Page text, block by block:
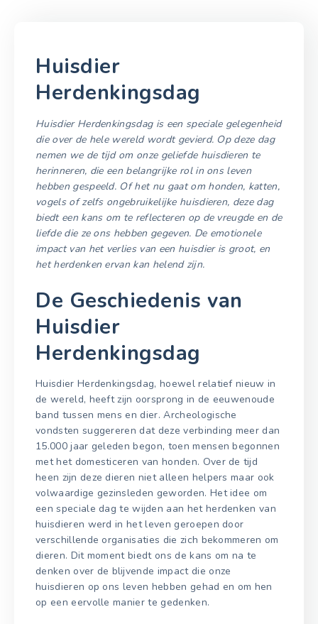
Huisdier
Herdenkingsdag
Huisdier Herdenkingsdag is een speciale gelegenheid
die over de hele wereld wordt gevierd. Op deze dag
nemen we de tijd om onze geliefde huisdieren te
herinneren, die een belangrijke rol in ons leven
hebben gespeeld. Of het nu gaat om honden, katten,
vogels of zelfs ongebruikelijke huisdieren, deze dag
biedt een kans om te reflecteren op de vreugde en de
liefde die ze ons hebben gegeven. De emotionele
impact van het verlies van een huisdier is groot, en
het herdenken ervan kan helend zijn.
De Geschiedenis van
Huisdier
Herdenkingsdag
Huisdier Herdenkingsdag, hoewel relatief nieuw in
de wereld, heeft zijn oorsprong in de eeuwenoude
band tussen mens en dier. Archeologische
vondsten suggereren dat deze verbinding meer dan
15.000 jaar geleden begon, toen mensen begonnen
met het domesticeren van honden. Over de tijd
heen zijn deze dieren niet alleen helpers maar ook
volwaardige gezinsleden geworden. Het idee om
een speciale dag te wijden aan het herdenken van
huisdieren werd in het leven geroepen door
verschillende organisaties die zich bekommeren om
dieren. Dit moment biedt ons de kans om na te
denken over de blijvende impact die onze
huisdieren op ons leven hebben gehad en om hen
op een eervolle manier te gedenken.